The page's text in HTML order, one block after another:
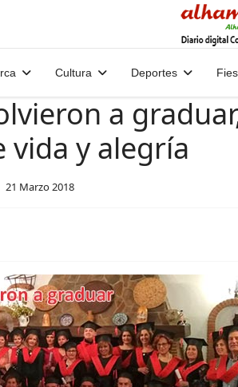
Cultura Deportes
a
vida y alegría
21 Marzo 2018